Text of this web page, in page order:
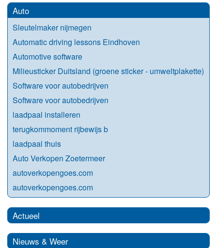
Auto
Sleutelmaker nijmegen
Automatic driving lessons Eindhoven
Automotive software
Milieusticker Duitsland (groene sticker - umweltplakette)
Software voor autobedrijven
Software voor autobedrijven
laadpaal installeren
terugkommoment rijbewijs b
laadpaal thuis
Auto Verkopen Zoetermeer
autoverkopengoes.com
autoverkopengoes.com
Actueel
Nieuws & Weer